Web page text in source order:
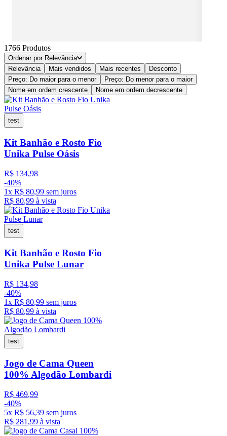
1766 Produtos
Ordenar por Relevância
Relevância
Mais vendidos Mais recentes
Desconto
Preço: Do maior para o menor
Preço: Do menor para o maior
Nome em ordem crescente
Nome em ordem decrescente
test
Kit Banhão e Rosto Fio
Unika Pulse Oásis
R$ 134,98
-40%
1x R$ 80,99 sem juros
R$ 80,99 à vista
test
Kit Banhão e Rosto Fio
Unika Pulse Lunar
R$ 134,98
-40%
1x R$ 80,99 sem juros
R$ 80,99 à vista
test
Jogo de Cama Queen
100% Algodão Lombardi
R$ 469,99
-40%
5x R$ 56,39 sem juros
R$ 281 ,99 à vista